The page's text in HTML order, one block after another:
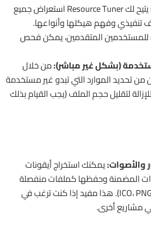
يتيح لك Resource Tuner استعراض جميع
تنفيذي وفهم هيكلها وأنواعها.
للمستخدمين المتقدمين، يمكن فحص
(بشكل غير مباشر):من خلال
تحديد الموارد التي تبدو غير مستخدمة
لتقليل حجم الملف (يجب القيام بذلك
والأصوات:يمكنك استخراج أيقونات
المضمنة وحفظها كملفات منفصلة
(مثل ملفات ICO، PNG، JPG، WAV). هذا مفيد إذا كنت ترغب في
مشاريع أخرى.